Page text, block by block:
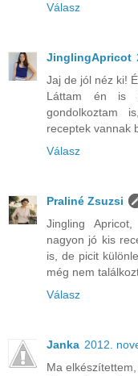
Válasz
JinglingApricot
Jaj de jól néz ki!
Láttam én is
gondolkoztam
receptek vannak
Válasz
Praliné Zsuzsi
Jingling
nagyon jó kis
is, de picit
még nem
Válasz
Janka 2012.
Ma